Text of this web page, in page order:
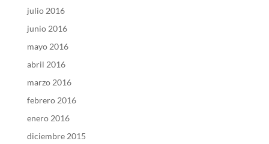
julio 2016
junio 2016
mayo 2016
abril 2016
marzo 2016
febrero 2016
enero 2016
diciembre 2015